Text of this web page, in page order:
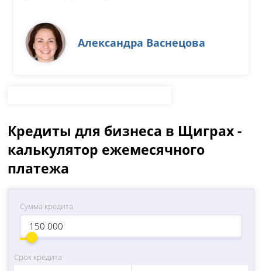
Александра Васнецова
Кредиты для бизнеса в Щиграх -
калькулятор ежемесячного
платежа
Сумма кредита
Срок кредита